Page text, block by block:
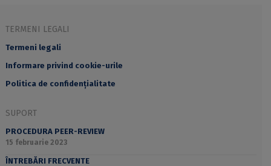
TERMENI LEGALI
Termeni legali
Informare privind cookie-urile
Politica de confidențialitate
SUPORT
PROCEDURA PEER-REVIEW
15 februarie 2023
ÎNTREBĂRI FRECVENTE